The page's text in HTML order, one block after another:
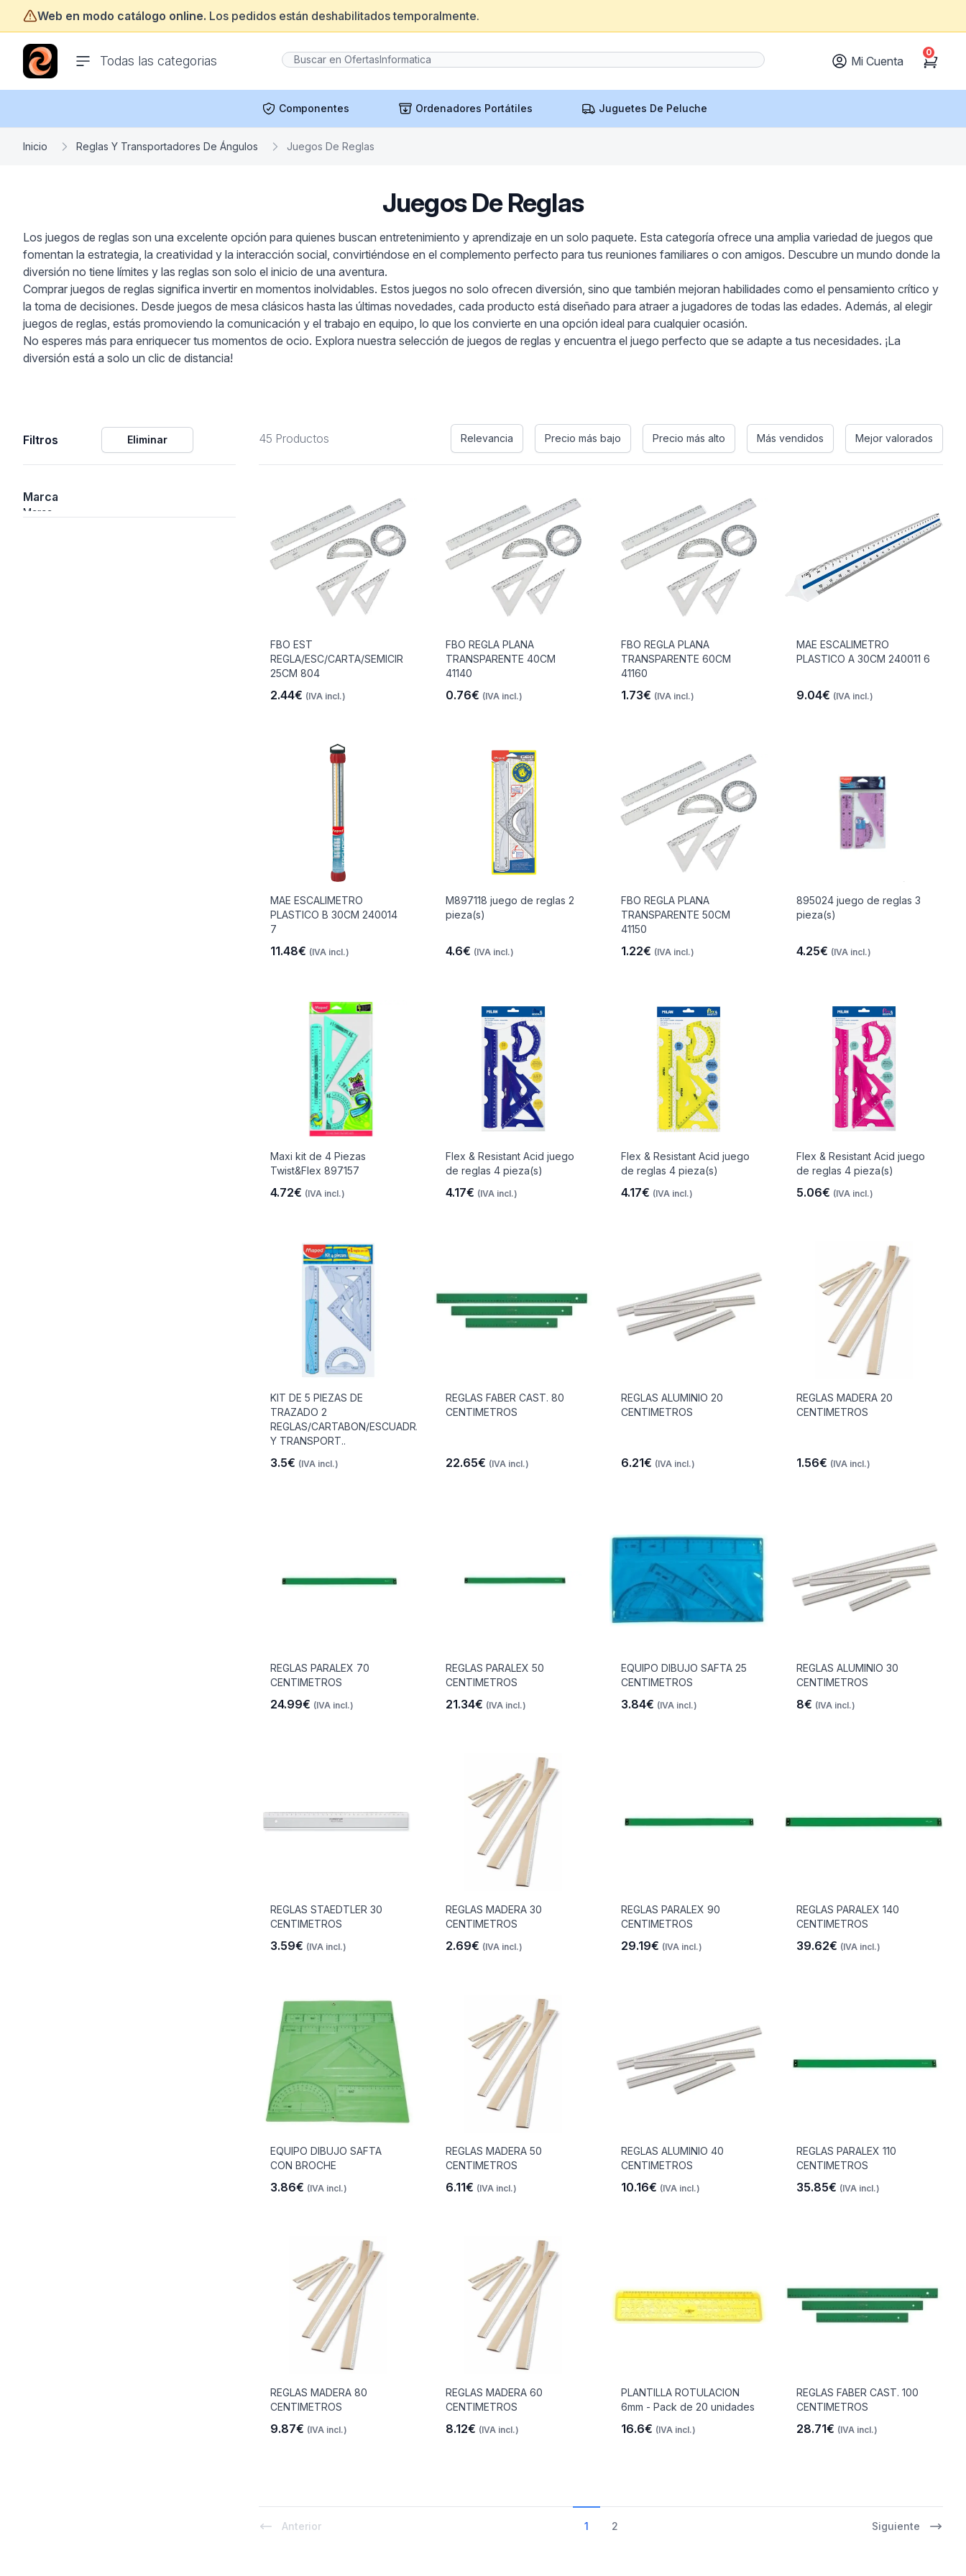
Web en modo catálogo online. Los pedidos están deshabilitados temporalmente.
Todas las categorias
ofertasinformatica.com
Mi Cuenta Cart
0
Componentes Ordenadores Portátiles Juguetes De Peluche
Inicio Reglas Y Transportadores De Ángulos Juegos De Reglas
Juegos De Reglas
Los juegos de reglas son una excelente opción para quienes buscan entretenimiento y aprendizaje en un solo paquete. Esta categoría ofrece una amplia variedad de juegos que
fomentan la estrategia, la creatividad y la interacción social, convirtiéndose en el complemento perfecto para tus reuniones familiares o con amigos. Descubre un mundo donde la
diversión no tiene límites y las reglas son solo el inicio de una aventura.
Comprar juegos de reglas significa invertir en momentos inolvidables. Estos juegos no solo ofrecen diversión, sino que también mejoran habilidades como el pensamiento crítico y
la toma de decisiones. Desde juegos de mesa clásicos hasta las últimas novedades, cada producto está diseñado para atraer a jugadores de todas las edades. Además, al elegir
juegos de reglas, estás promoviendo la comunicación y el trabajo en equipo, lo que los convierte en una opción ideal para cualquier ocasión.
No esperes más para enriquecer tus momentos de ocio. Explora nuestra selección de juegos de reglas y encuentra el juego perfecto que se adapte a tus necesidades. ¡La
diversión está a solo un clic de distancia!
Filtros Eliminar
Marca
Marca
45 Productos Relevancia Precio más bajo Precio más alto Más vendidos Mejor valorados
FBO EST
REGLA/ESC/CARTA/SEMICIR
25CM 804
2.44€ (IVA incl.)
FBO REGLA PLANA
TRANSPARENTE 40CM
41140
0.76€ (IVA incl.)
FBO REGLA PLANA
TRANSPARENTE 60CM
41160
1.73€ (IVA incl.)
MAE ESCALIMETRO
PLASTICO A 30CM 240011 6
9.04€ (IVA incl.)
MAE ESCALIMETRO
PLASTICO B 30CM 240014
7
11.48€ (IVA incl.)
M897118 juego de reglas 2
pieza(s)
4.6€ (IVA incl.)
FBO REGLA PLANA
TRANSPARENTE 50CM
41150
1.22€ (IVA incl.)
895024 juego de reglas 3
pieza(s)
4.25€ (IVA incl.)
Maxi kit de 4 Piezas
Twist&Flex 897157
4.72€ (IVA incl.)
Flex & Resistant Acid juego
de reglas 4 pieza(s)
4.17€ (IVA incl.)
Flex & Resistant Acid juego
de reglas 4 pieza(s)
4.17€ (IVA incl.)
Flex & Resistant Acid juego
de reglas 4 pieza(s)
5.06€ (IVA incl.)
KIT DE 5 PIEZAS DE
TRAZADO 2
REGLAS/CARTABON/ESCUADRA
Y TRANSPORT..
3.5€ (IVA incl.)
REGLAS FABER CAST. 80
CENTIMETROS
22.65€ (IVA incl.)
REGLAS ALUMINIO 20
CENTIMETROS
6.21€ (IVA incl.)
REGLAS MADERA 20
CENTIMETROS
1.56€ (IVA incl.)
REGLAS PARALEX 70
CENTIMETROS
24.99€ (IVA incl.)
REGLAS PARALEX 50
CENTIMETROS
21.34€ (IVA incl.)
EQUIPO DIBUJO SAFTA 25
CENTIMETROS
3.84€ (IVA incl.)
REGLAS ALUMINIO 30
CENTIMETROS
8€ (IVA incl.)
REGLAS STAEDTLER 30
CENTIMETROS
3.59€ (IVA incl.)
REGLAS MADERA 30
CENTIMETROS
2.69€ (IVA incl.)
REGLAS PARALEX 90
CENTIMETROS
29.19€ (IVA incl.)
REGLAS PARALEX 140
CENTIMETROS
39.62€ (IVA incl.)
EQUIPO DIBUJO SAFTA
CON BROCHE
3.86€ (IVA incl.)
REGLAS MADERA 50
CENTIMETROS
6.11€ (IVA incl.)
REGLAS ALUMINIO 40
CENTIMETROS
10.16€ (IVA incl.)
REGLAS PARALEX 110
CENTIMETROS
35.85€ (IVA incl.)
REGLAS MADERA 80
CENTIMETROS
9.87€ (IVA incl.)
REGLAS MADERA 60
CENTIMETROS
8.12€ (IVA incl.)
PLANTILLA ROTULACION
6mm - Pack de 20 unidades
16.6€ (IVA incl.)
REGLAS FABER CAST. 100
CENTIMETROS
28.71€ (IVA incl.)
Anterior 1 2 Siguiente